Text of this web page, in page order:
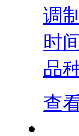
调
时
品
查